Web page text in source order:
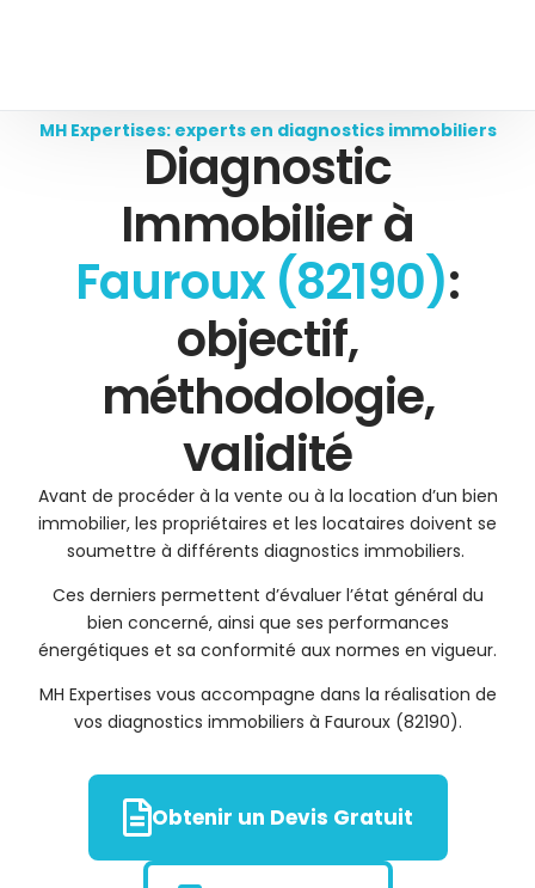
MH Expertises: experts en diagnostics immobiliers
Diagnostic
Immobilier à
Fauroux (82190):
objectif,
méthodologie,
validité
Avant de procéder à la vente ou à la location d’un bien
immobilier, les propriétaires et les locataires doivent se
soumettre à différents diagnostics immobiliers.
Ces derniers permettent d’évaluer l’état général du
bien concerné, ainsi que ses performances
énergétiques et sa conformité aux normes en vigueur.
MH Expertises vous accompagne dans la réalisation de
vos diagnostics immobiliers à Fauroux (82190).
Obtenir un Devis Gratuit